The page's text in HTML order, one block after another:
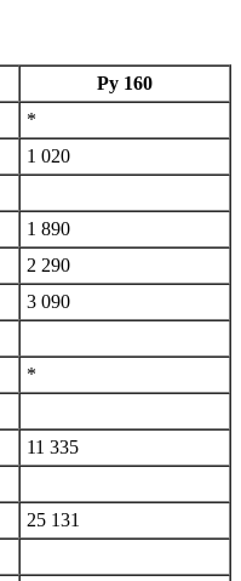
Ру 160
*
1 020
1 890
2 290
3 090
*
11 335
25 131